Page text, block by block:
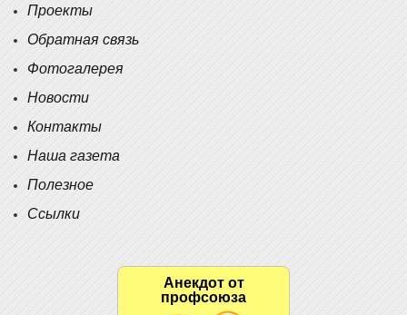
Проекты
Обратная связь
Фотогалерея
Новости
Контакты
Наша газета
Полезное
Ссылки
Анекдот от
профсоюза